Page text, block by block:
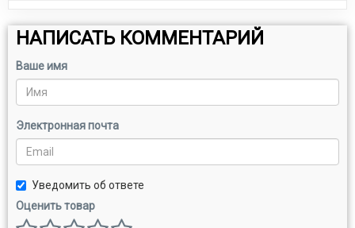
НАПИСАТЬ КОММЕНТАРИЙ
Ваше имя
Электронная почта
Уведомить об ответе
Оценить товар